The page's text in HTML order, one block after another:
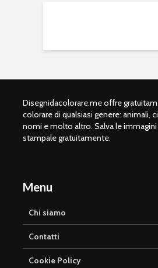
Disegnidacolorare.me offre
colorare di qualsiasi genere: animali,
nomi e molto altro. Salva le
stampale gratuitamente.
Menu
Chi siamo
Contatti
Cookie Policy